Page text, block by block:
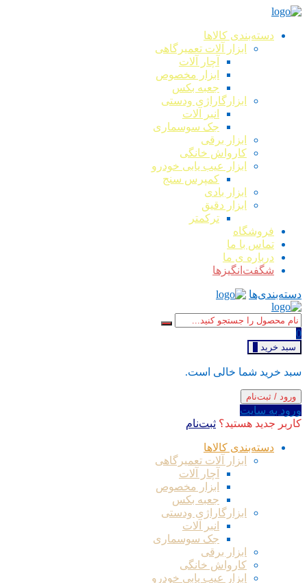
دسته‌بندی کالاها
ابزار آلات تعمیرگاهی
آچار آلات
ابزار مخصوص
جعبه بکس
ابزارگاراژی ودستی
انبر آلات
جک سوسماری
ابزار برقی
کارواش خانگی
ابزار عیب یابی خودرو
کمپرس سنج
ابزار بادی
ابزار دقیق
ترکمتر
فروشگاه
تماس با ما
درباره ی ما
شگفت‌انگیزها
دسته‌بندی‌ها
0
سبد خرید
سبد خرید شما خالی است.
ورود / ثبت‌نام
ورود به سایت
کاربر جدید هستید؟ ثبت‌نام
دسته‌بندی کالاها
ابزار آلات تعمیرگاهی
آچار آلات
ابزار مخصوص
جعبه بکس
ابزارگاراژی ودستی
انبر آلات
جک سوسماری
ابزار برقی
کارواش خانگی
ابزار عیب یابی خودرو